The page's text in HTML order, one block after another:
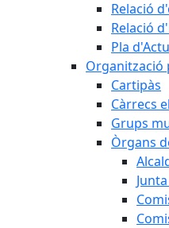
Relació
Relació
Pla
Organització
Cartipàs
Càrrecs
Grups
Òrgans